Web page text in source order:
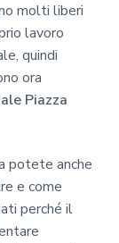
molti liberi
lavoro
quindi
ora
Piazza
potete anche
e come
perché il